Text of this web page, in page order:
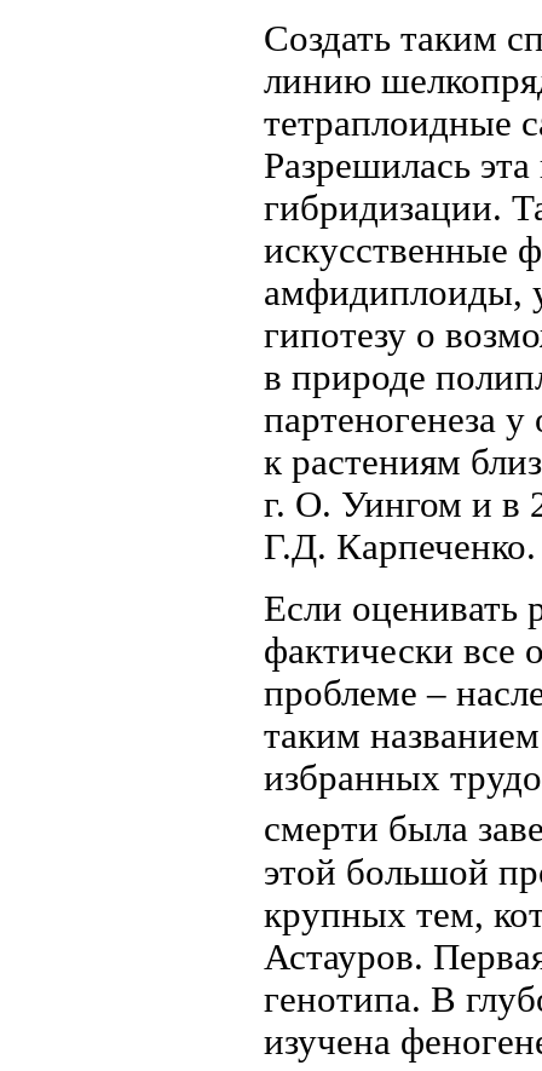
Создать таким
линию
тетраплоидные
Разрешилась
гибридизации.
искусственные
амфидиплоиды,
гипотезу о
в природе
партеногенеза
к растениям
г. О. Уингом и в
Г.Д. Карпеченко.
Если оценивать
фактически
проблеме –
таким
избранных
смерти была
этой большой
крупных тем,
Астауров.
генотипа. В
изучена